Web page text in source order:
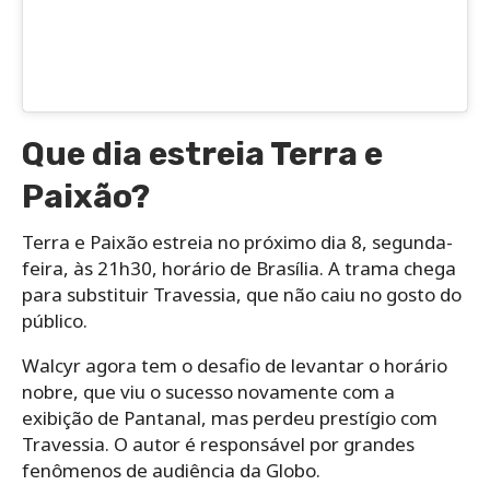
Que dia estreia Terra e
Paixão?
Terra e Paixão estreia no próximo dia 8, segunda-
feira, às 21h30, horário de Brasília. A trama chega
para substituir Travessia, que não caiu no gosto do
público.
Walcyr agora tem o desafio de levantar o horário
nobre, que viu o sucesso novamente com a
exibição de Pantanal, mas perdeu prestígio com
Travessia. O autor é responsável por grandes
fenômenos de audiência da Globo.